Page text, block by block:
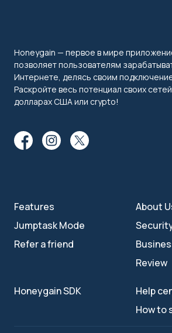
Honeygain — первое в мире
позволяет пользователям
Интернете, делясь своим
Раскройте весь потенциал своих
долларах США или crypto!
Features
Jumptask Mode
Refer a friend
About
Review
Honeygain SDK
Help
How to